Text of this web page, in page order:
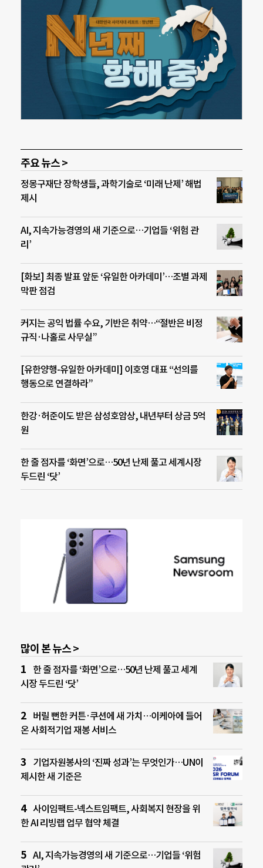
주요 뉴스 >
정몽구재단 장학생들, 과학기술로 ‘미래 난제’ 해법
제시
AI, 지속가능경영의 새 기준으로…기업들 ‘위험 관
리’
[화보] 최종 발표 앞둔 ‘유일한 아카데미’…조별 과제
막판 점검
커지는 공익 법률 수요, 기반은 취약…“절반은 비정
규직·나홀로 사무실”
[유한양행-유일한 아카데미] 이호영 대표 “선의를
행동으로 연결하라”
한강·허준이도 받은 삼성호암상, 내년부터 상금 5억
원
한 줄 점자를 ‘화면’으로…50년 난제 풀고 세계시장
두드린 ‘닷’
많이 본 뉴스 >
한 줄 점자를 ‘화면’으로…50년 난제 풀고 세계
시장 두드린 ‘닷’
버릴 뻔한 커튼·쿠션에 새 가치…이케아에 들어
온 사회적기업 재봉 서비스
기업자원봉사의 ‘진짜 성과’는 무엇인가…UN이
제시한 새 기준은
사이임팩트-넥스트임팩트, 사회복지 현장을 위
한 AI 리빙랩 업무 협약 체결
AI, 지속가능경영의 새 기준으로…기업들 ‘위험